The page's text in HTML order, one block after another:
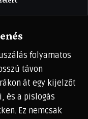
folyamatos
távon
át egy kijelzőt
és a pislogás
Ez nemcsak